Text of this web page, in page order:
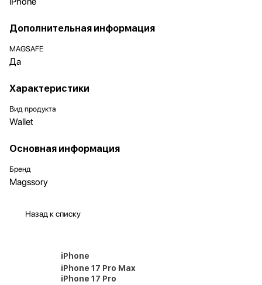
Дополнительная информация
MAGSAFE
Да
Характеристики
Вид продукта
Wallet
Основная информация
Бренд
Magssory
Назад к списку
iPhone
iPhone 17 Pro Max
iPhone 17 Pro